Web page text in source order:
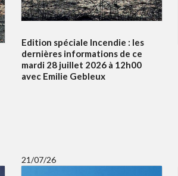
Edition spéciale Incendie : les
dernières informations de ce
mardi 28 juillet 2026 à 12h00
avec Emilie Gebleux
21/07/26